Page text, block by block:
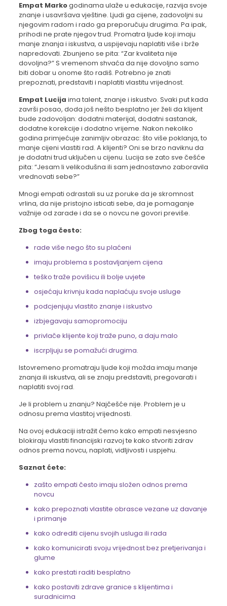
Empat Markogodinama ulaže u edukacije, razvija svoje
znanje i usavršava vještine. Ljudi ga cijene, zadovoljni su
njegovim radom i rado ga preporučuju drugima. Pa ipak,
prihodi ne prate njegov trud. Promatra ljude koji imaju
manje znanja i iskustva, a uspijevaju naplatiti više i brže
napredovati. Zbunjeno se pita: “Zar kvaliteta nije
dovoljna?” S vremenom shvaća da nije dovoljno samo
biti dobar u onome što radiš. Potrebno je znati
prepoznati, predstaviti i naplatiti vlastitu vrijednost.
Empat Lucija ima talent, znanje i iskustvo. Svaki put kada
završi posao, doda još nešto besplatno jer želi da klijent
bude zadovoljan: dodatni materijal, dodatni sastanak,
dodatne korekcije i dodatno vrijeme. Nakon nekoliko
godina primjećuje zanimljiv obrazac: što više poklanja, to
manje cijeni vlastiti rad. A klijenti? Oni se brzo naviknu da
je dodatni trud uključen u cijenu. Lucija se zato sve češće
pita: “Jesam li velikodušna ili sam jednostavno zaboravila
vrednovati sebe?”
Mnogi empati odrastali su uz poruke da je skromnost
vrlina, da nije pristojno isticati sebe, da je pomaganje
važnije od zarade i da se o novcu ne govori previše.
Zbog toga često:
rade više nego što su plaćeni
imaju problema s postavljanjem cijena
teško traže povišicu ili bolje uvjete
osjećaju krivnju kada naplaćuju svoje usluge
podcjenjuju vlastito znanje i iskustvo
izbjegavaju samopromociju
privlače klijente koji traže puno, a daju malo
iscrpljuju se pomažući drugima.
Istovremeno promatraju ljude koji možda imaju manje
znanja ili iskustva, ali se znaju predstaviti, pregovarati i
naplatiti svoj rad.
Je li problem u znanju? Najčešće nije. Problem je u
odnosu prema vlastitoj vrijednosti.
Na ovoj edukaciji istražit ćemo kako empati nesvjesno
blokiraju vlastiti financijski razvoj te kako stvoriti zdrav
odnos prema novcu, naplati, vidljivosti i uspjehu.
Saznat ćete:
zašto empati često imaju složen odnos prema
novcu
kako prepoznati vlastite obrasce vezane uz davanje
i primanje
kako odrediti cijenu svojih usluga ili rada
kako komunicirati svoju vrijednost bez pretjerivanja i
glume
kako prestati raditi besplatno
kako postaviti zdrave granice s klijentima i
suradnicima